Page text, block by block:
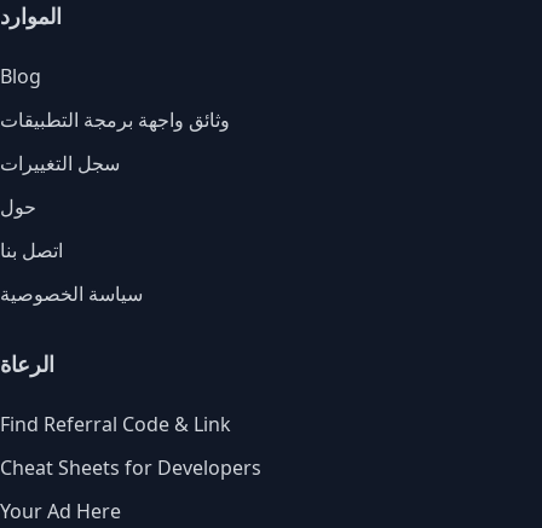
الموارد
Blog
وثائق واجهة برمجة التطبيقات
سجل التغييرات
حول
اتصل بنا
سياسة الخصوصية
الرعاة
Find Referral Code & Link
Cheat Sheets for Developers
Your Ad Here